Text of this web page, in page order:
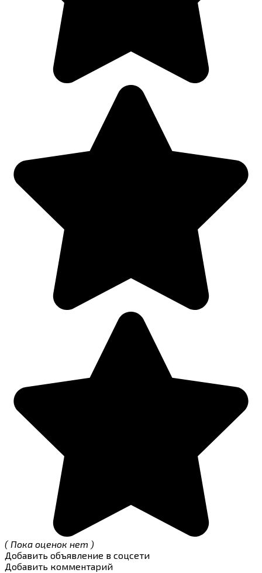
( Пока оценок нет )
Добавить объявление в соцсети
Добавить комментарий